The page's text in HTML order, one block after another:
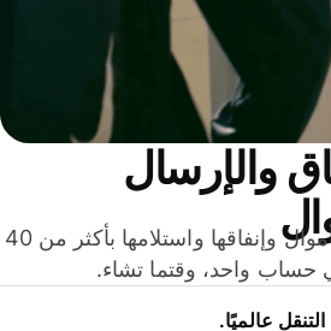
والإرسال
وفّر المال عند إرسال الأموال وإنفاقها واستلامها بأكثر من 40
واحد، وقتما تشاء.
عالميًا.